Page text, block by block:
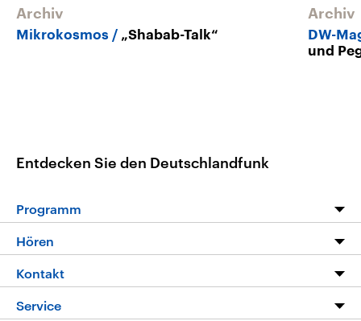
Archiv
Mikrokosmos „Shabab-Talk“
Archiv
DW-
und
Entdecken Sie den Deutschlandfunk
Programm
Programm
Die Nachrichten
Nachrichtenleicht
Hören
Livestream
Kontakt
Hörerservice
Service